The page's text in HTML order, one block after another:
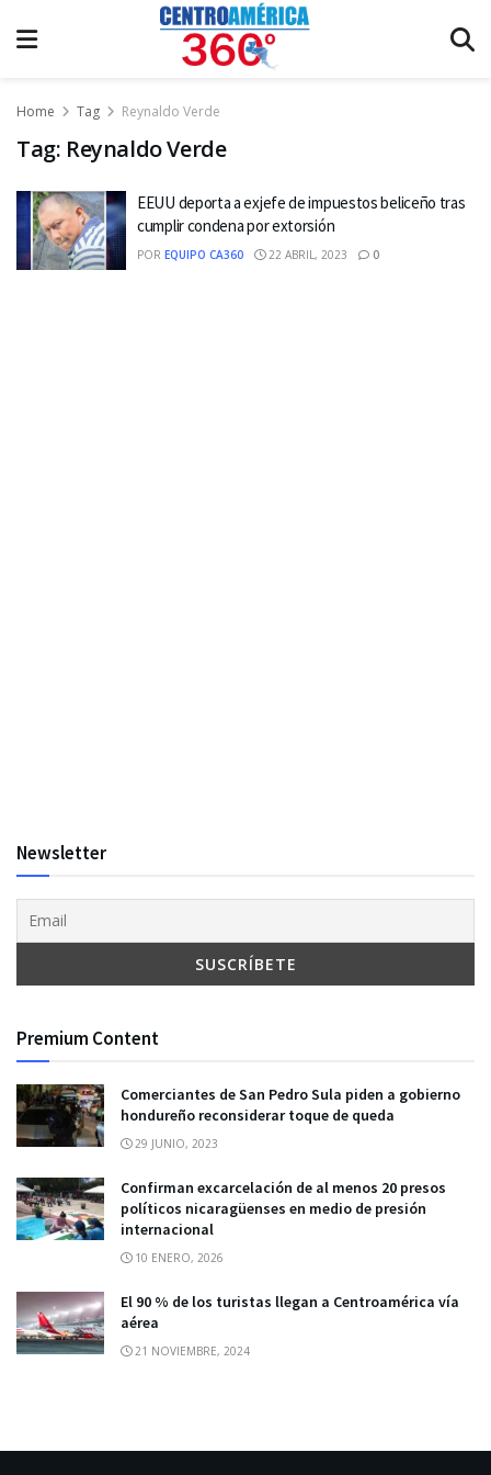
Home Tag Reynaldo Verde
Tag: Reynaldo Verde
EEUU deporta a exjefe de impuestos beliceño tras
cumplir condena por extorsión
POR EQUIPO CA360 22 ABRIL, 2023 0
Newsletter
Premium Content
Comerciantes de San Pedro Sula piden a gobierno
hondureño reconsiderar toque de queda
29 JUNIO, 2023
Confirman excarcelación de al menos 20 presos
políticos nicaragüenses en medio de presión
internacional
10 ENERO, 2026
El 90 % de los turistas llegan a Centroamérica vía
aérea
21 NOVIEMBRE, 2024